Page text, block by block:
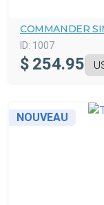
COMMANDER
ID: 1007
$ 254.95
NOUVEAU